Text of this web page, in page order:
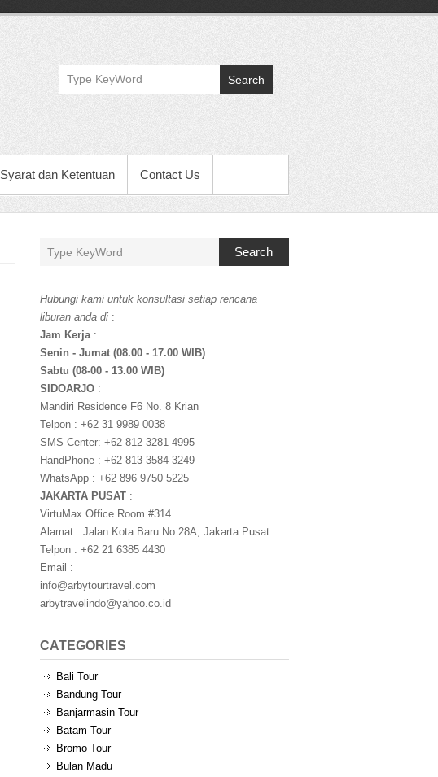
Search
Syarat dan Ketentuan Contact Us
Search
Hubungi kami untuk konsultasi setiap rencana
liburan anda di :
Jam Kerja:
Senin - Jumat (08.00 - 17.00 WIB)
Sabtu (08-00 - 13.00 WIB)
SIDOARJO:
Mandiri Residence F6 No. 8 Krian
Telpon : +62 31 9989 0038
SMS Center: +62 812 3281 4995
HandPhone : +62 813 3584 3249
WhatsApp : +62 896 9750 5225
JAKARTA PUSAT :
VirtuMax Office Room #314
Alamat : Jalan Kota Baru No 28A, Jakarta Pusat
Telpon : +62 21 6385 4430
Email :
info@arbytourtravel.com
arbytravelindo@yahoo.co.id
CATEGORIES
Bali Tour
Bandung Tour
Banjarmasin Tour
Batam Tour
Bromo Tour
Bulan Madu